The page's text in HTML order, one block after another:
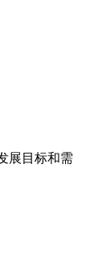
展目标和需